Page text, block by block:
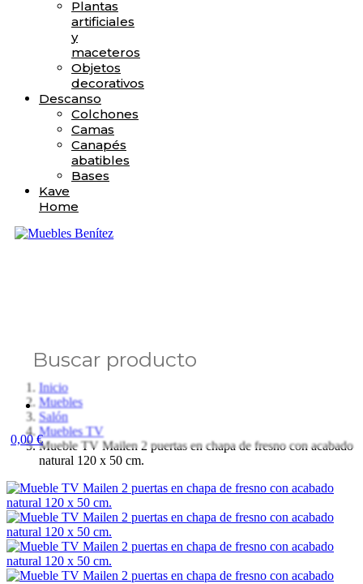
Plantas
artificiales
y
maceteros
Objetos
decorativos
Descanso
Colchones
Camas
Canapés
abatibles
Bases
Kave
Home
0,00 €
Inicio
Muebles
Salón
Muebles TV
Mueble TV Mailen 2 puertas en chapa de fresno con acabado
natural 120 x 50 cm.